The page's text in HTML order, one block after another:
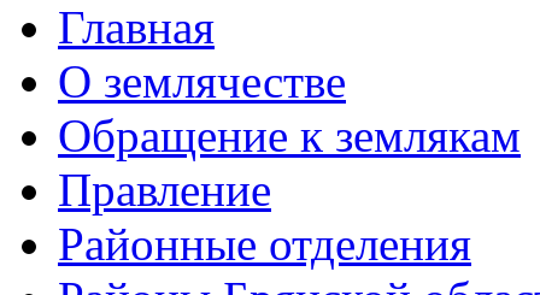
Главная
О землячестве
Обращение к землякам
Правление
Районные отделения